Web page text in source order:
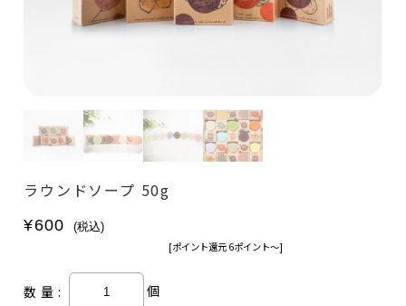
ラウンドソープ 50g
¥600
(税込)
[ポイント還元 6ポイント〜]
数量:
個